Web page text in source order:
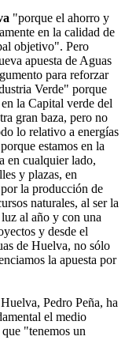
"porque el ahorro y
en la calidad de
objetivo". Pero
apuesta de Aguas
para reforzar
Verde" porque
la Capital verde del
gran baza, pero no
lo relativo a energías
estamos en la
en cualquier lado,
y plazas, en
la producción de
naturales, al ser la
al año y con una
y desde el
de Huelva, no sólo
la apuesta por
Pedro Peña, ha
el medio
"tenemos un